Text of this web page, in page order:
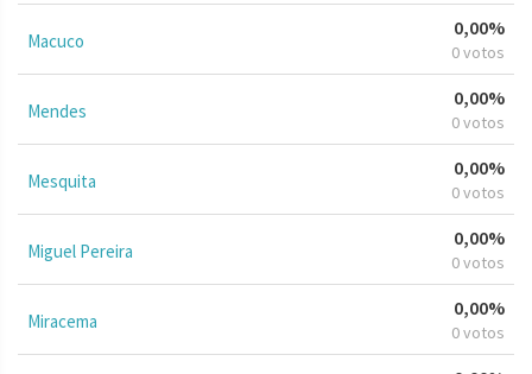
Macuco
0,00%
0 votos
Mendes
0,00%
0 votos
Mesquita
0,00%
0 votos
Miguel Pereira
0,00%
0 votos
Miracema
0,00%
0 votos